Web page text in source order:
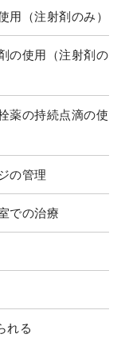
（注射剤のみ）
使用（注射剤の
の持続点滴の使
の管理
での治療
れる